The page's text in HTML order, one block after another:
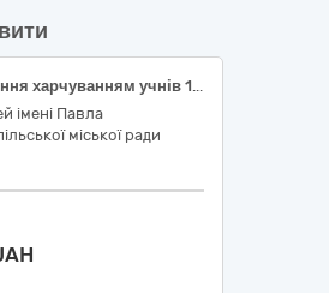
Послуги з забезпечення харчуванням учнів 1-4 та 5-9 класів (кейтеринг) Бориспільського ліцею ім. П.Чубинського
імені Павла
міської ради